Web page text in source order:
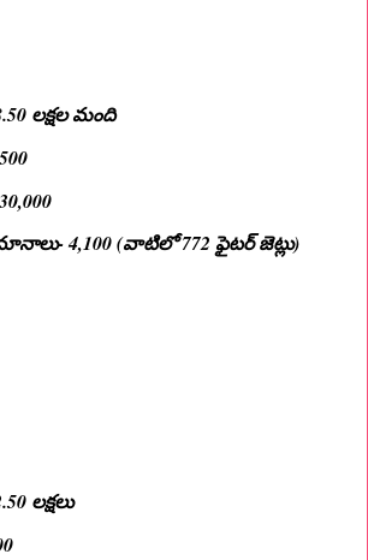
లక్షల మంది
4,100 (వాటిలో 772 ఫైటర్ జెట్లు)
లక్షలు